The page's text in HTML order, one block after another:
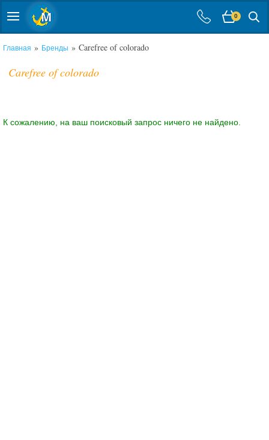
0
Главная » Бренды » Carefree of colorado
Carefree of colorado
К сожалению, на ваш поисковый запрос ничего не найдено.